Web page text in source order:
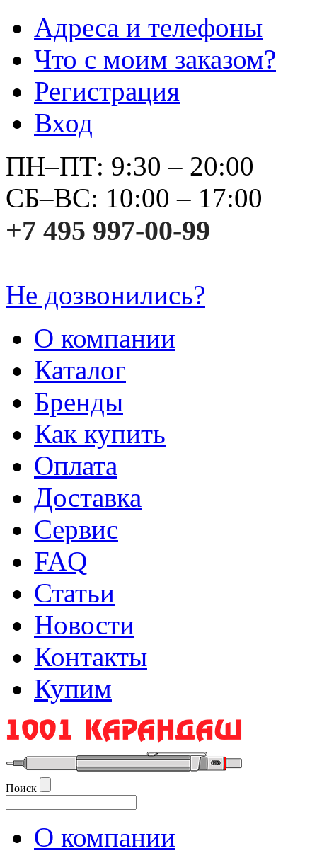
Адреса и телефоны
Что с моим заказом?
Регистрация
Вход
ПН–ПТ: 9:30 – 20:00
СБ–ВС: 10:00 – 17:00
+7 495 997-00-99
Не дозвонились?
О компании
Каталог
Бренды
Как купить
Оплата
Доставка
Сервис
FAQ
Статьи
Новости
Контакты
Купим
Поиск
О компании